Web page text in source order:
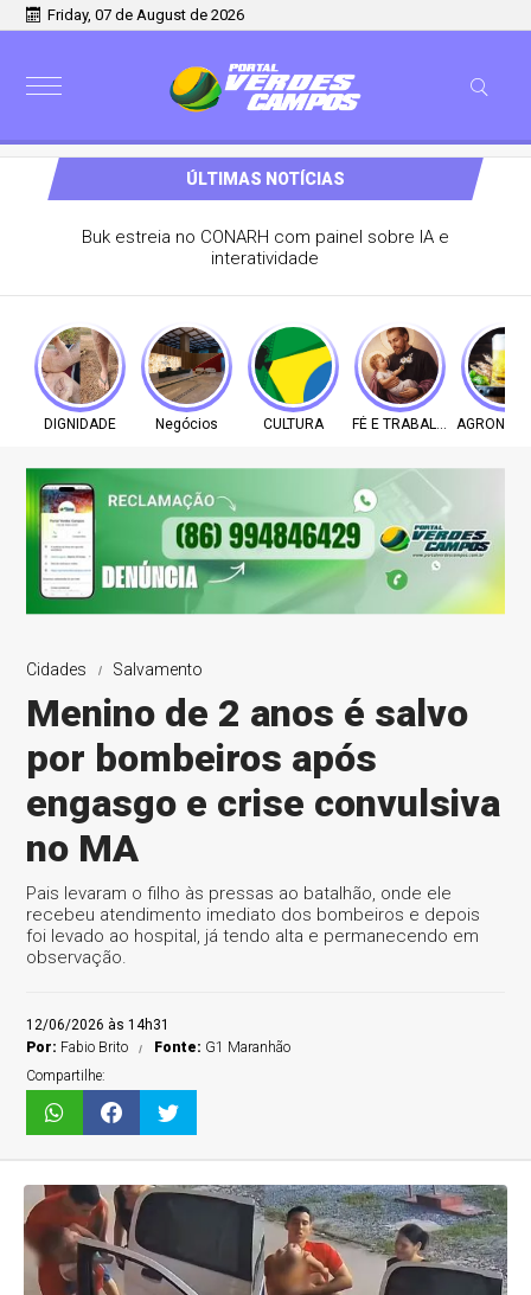
Friday, 07 de August de 2026
ÚLTIMAS NOTÍCIAS
Buk estreia no CONARH com painel sobre IA e
interatividade
DIGNIDADE Negócios CULTURA FÉ E TRABALHO
Cidades Salvamento
Menino de 2 anos é salvo
por bombeiros após
engasgo e crise convulsiva
no MA
Pais levaram o filho às pressas ao batalhão, onde ele
recebeu atendimento imediato dos bombeiros e depois
foi levado ao hospital, já tendo alta e permanecendo em
observação.
12/06/2026 às 14h31
Por: Fabio Brito Fonte: G1 Maranhão
Compartilhe: